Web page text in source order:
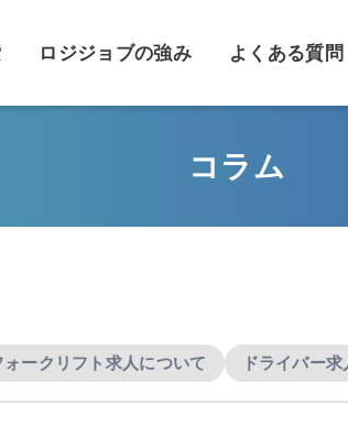
ロジジョブの強み よくある質問
コラム
ォークリフト求人について ドライバー